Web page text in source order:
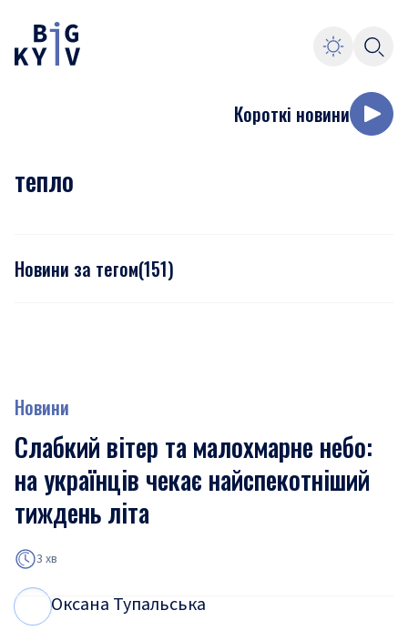
Короткі новини
тепло
Новини за тегом(151)
Новини
Слабкий вітер та малохмарне небо:
на українців чекає найспекотніший
тиждень літа
3 хв
Оксана Тупальська